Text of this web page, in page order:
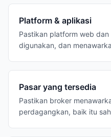
Platform & aplikasi
Pastikan platform web
digunakan, dan
Pasar yang tersedia
Pastikan broker
perdagangkan, baik itu